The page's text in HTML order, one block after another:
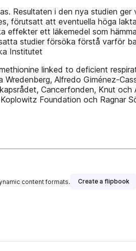
Resultaten i den nya studien
förutsatt att eventuella höga
ett läkemedel som
studier försöka förstå varför
Institutet
linked to deficient
Alfredo Giménez-
Cancerfonden, Knut
Foundation och Ragnar
content formats. Create a flipbook